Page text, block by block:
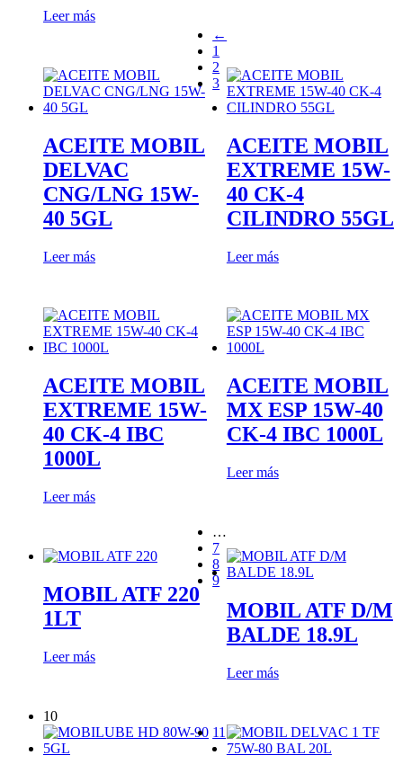
Leer más
ACEITE MOBIL
DELVAC
CNG/LNG 15W-
40 5GL
Leer más
ACEITE MOBIL
EXTREME 15W-
40 CK-4
CILINDRO 55GL
Leer más
ACEITE MOBIL
EXTREME 15W-
40 CK-4 IBC
1000L
Leer más
ACEITE MOBIL
MX ESP 15W-40
CK-4 IBC 1000L
Leer más
MOBIL ATF 220
1LT
Leer más
MOBIL ATF D/M
BALDE 18.9L
Leer más
←
1
2
3
…
7
8
9
10
11